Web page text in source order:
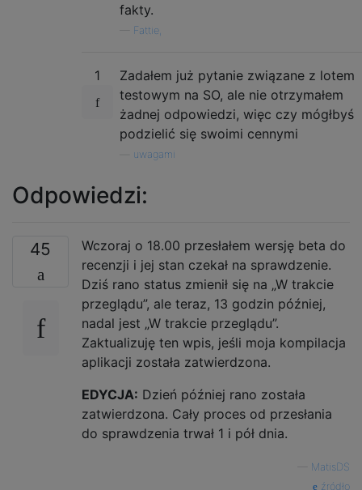
fakty.
Fattie,
1
Zadałem już pytanie związane z lotem
testowym na SO, ale nie otrzymałem
żadnej odpowiedzi, więc czy mógłbyś
podzielić się swoimi cennymi
uwagami
Odpowiedzi:
45
Wczoraj o 18.00 przesłałem wersję beta do
recenzji i jej stan czekał na sprawdzenie.
Dziś rano status zmienił się na „W trakcie
przeglądu”, ale teraz, 13 godzin później,
nadal jest „W trakcie przeglądu”.
Zaktualizuję ten wpis, jeśli moja kompilacja
aplikacji została zatwierdzona.
EDYCJA: Dzień później rano została
zatwierdzona. Cały proces od przesłania
do sprawdzenia trwał 1 i pół dnia.
MatisDS
źródło